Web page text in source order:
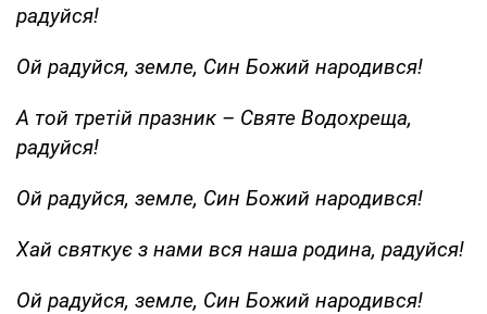
радуйся!
Ой радуйся, земле, Син Божий народився!
А той третій празник – Святе Водохреща,
радуйся!
Ой радуйся, земле, Син Божий народився!
Хай святкує з нами вся наша родина, радуйся!
Ой радуйся, земле, Син Божий народився!